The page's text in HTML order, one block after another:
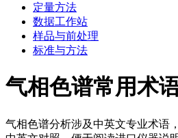
定量方法
数据工作站
样品与前处理
标准与方法
气相色谱常用术
气相色谱分析涉及中英文专业术语